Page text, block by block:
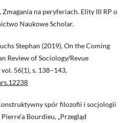
na peryferiach. Elity III RP o
Naukowe Scholar.
Stephan (2019), On the Coming
Review of Sociology/Revue
56(1), s. 138–143,
spór filozofii i socjologii
Bourdieu, „Przegląd